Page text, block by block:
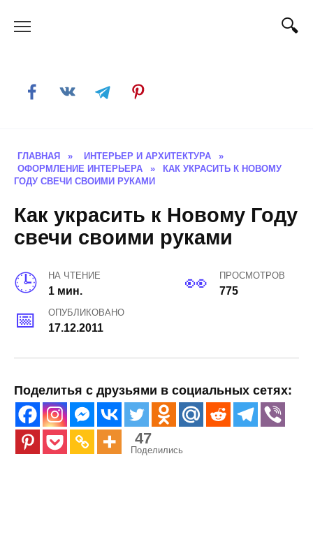
ГЛАВНАЯ » ИНТЕРЬЕР И АРХИТЕКТУРА
»
ОФОРМЛЕНИЕ ИНТЕРЬЕРА
»
КАК УКРАСИТЬ К НОВОМУ
ГОДУ СВЕЧИ СВОИМИ РУКАМИ
Как украсить к Новому Году
свечи своими руками
НА ЧТЕНИЕ
1 мин.
ПРОСМОТРОВ
775
ОПУБЛИКОВАНО
17.12.2011
Поделитья с друзьями в социальных сетях:
47
Поделились